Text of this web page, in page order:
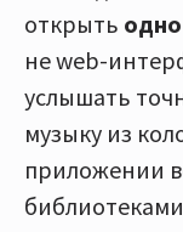
открыть одно
не web-
услышать
музыку из
приложении